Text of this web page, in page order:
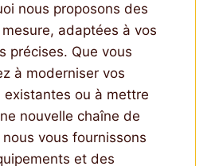
nous proposons des
adaptées à vos
précises. Que vous
à moderniser vos
existantes ou à mettre
nouvelle chaîne de
vous fournissons
et des